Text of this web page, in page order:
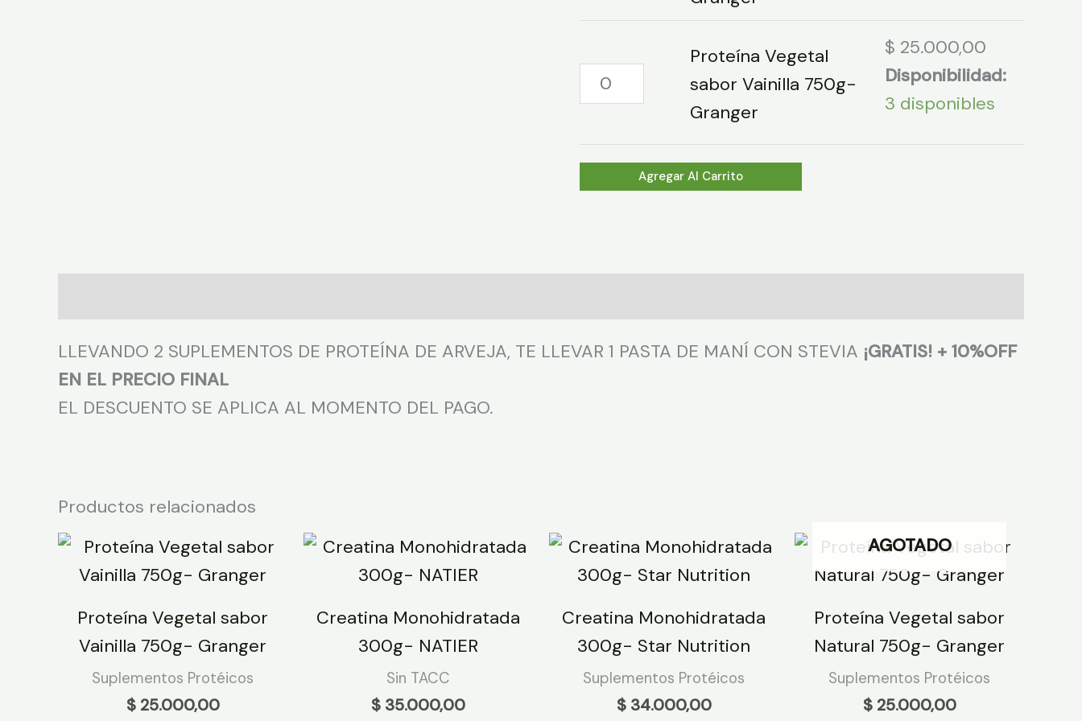
Proteína
Vegetal
Vainilla
750g-
Proteína Vegetal
sabor Vainilla 750g-
Granger
$ 25.000,00
Disponibilidad:
3 disponibles
Agregar Al Carrito
LLEVANDO 2 SUPLEMENTOS DE PROTEÍNA DE ARVEJA, TE LLEVAR 1 PASTA DE MANÍ CON STEVIA ¡GRATIS! + 10%OFF
EN EL PRECIO FINAL
EL DESCUENTO SE APLICA AL MOMENTO DEL PAGO.
Productos relacionados
Proteína Vegetal sabor
Vainilla 750g- Granger
Suplementos Protéicos
$25.000,00
Creatina Monohidratada
300g- NATIER
Sin TACC
$ 35.000,00
Creatina Monohidratada
300g- Star Nutrition
Suplementos Protéicos
$34.000,00
AGOTADO
Proteína Vegetal sabor
Natural 750g- Granger
Suplementos Protéicos
$25.000,00